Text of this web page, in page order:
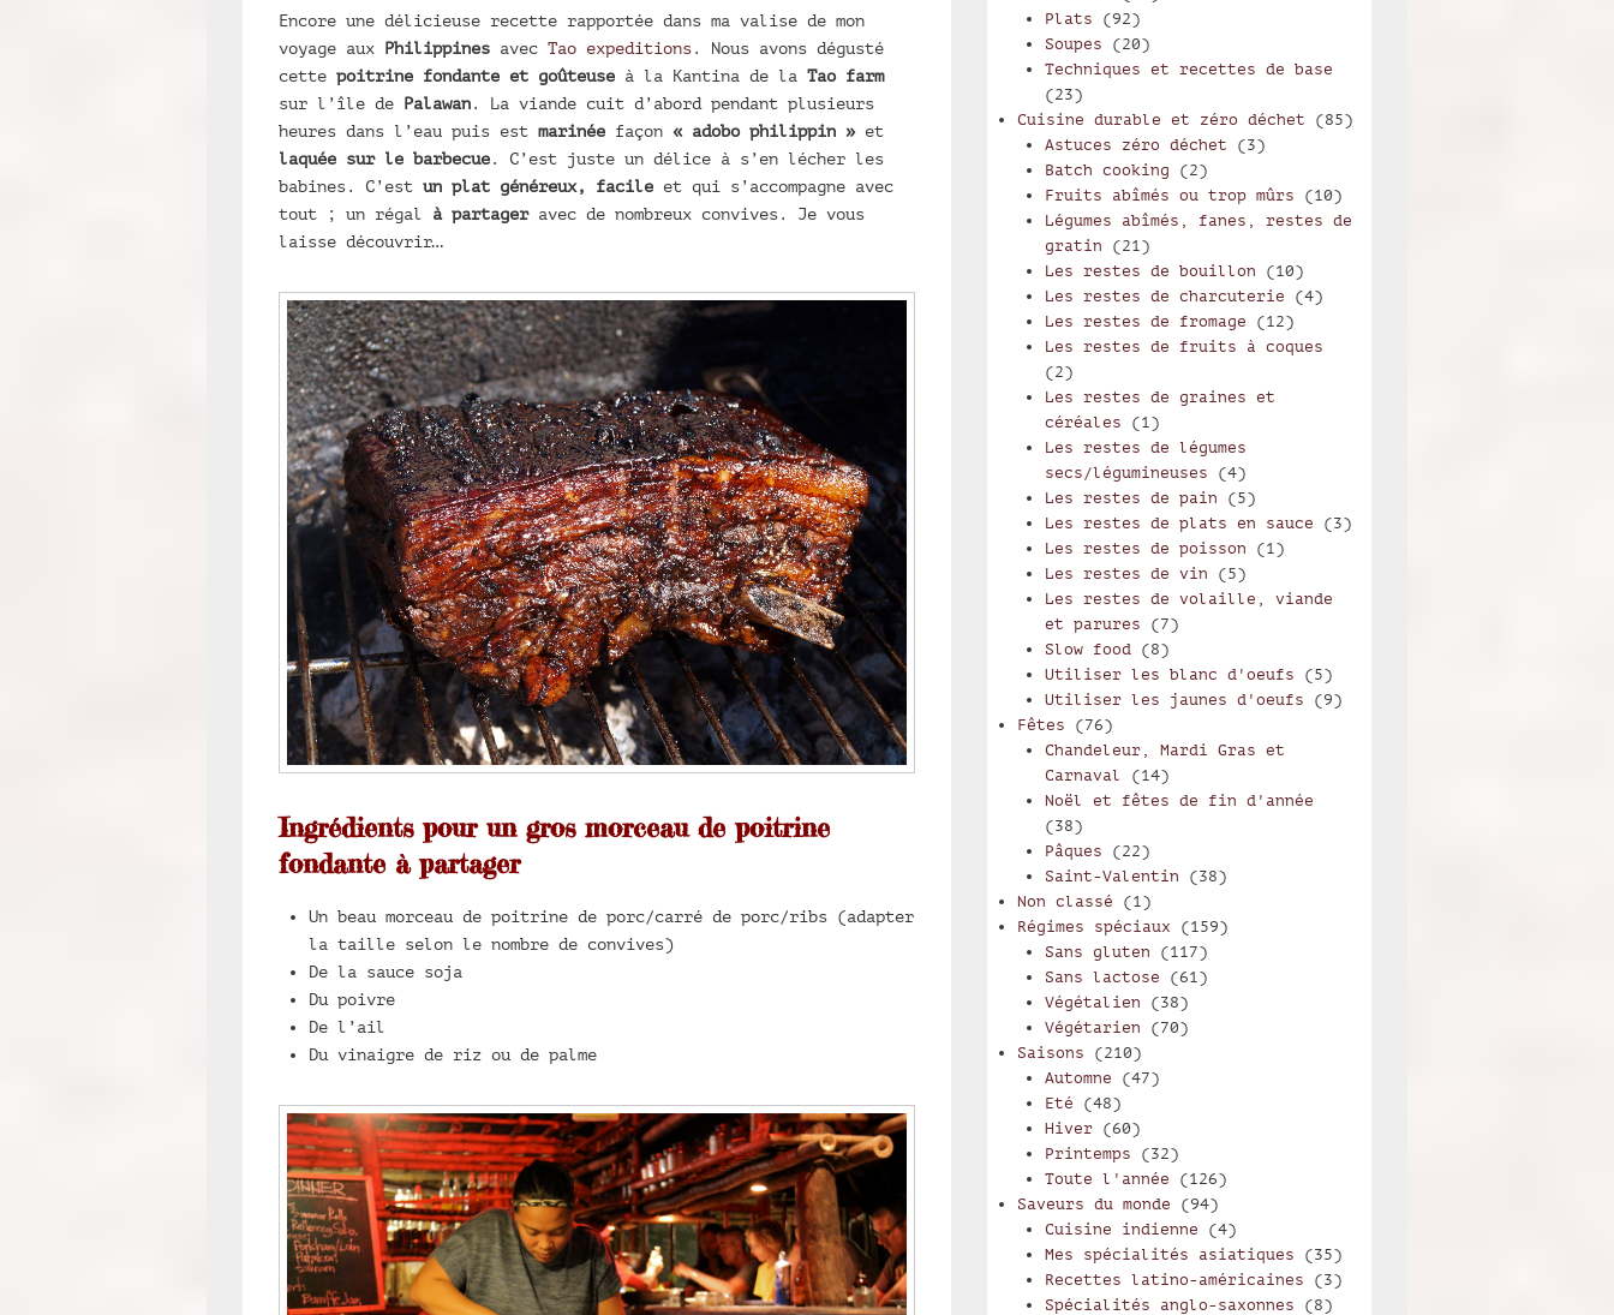
Encore une délicieuse recette rapportée dans ma valise de mon
voyage aux Philippines avec Tao expeditions. Nous avons dégusté
cette poitrine fondante et goûteuse à la Kantina de la Tao farm
sur l’île de Palawan. La viande cuit d’abord pendant plusieurs
heures dans l’eau puis est marinée façon « adobo philippin »et
laquée sur le barbecue. C’est juste un délice à s’en lécher les
babines. C’est un plat généreux, facile et qui s’accompagne avec
tout ; un régal à partageravec de nombreux convives. Je vous
laisse découvrir…
Ingrédients pour un gros morceau de poitrine
fondante à partager
Un beau morceau de poitrine de porc/carré de porc/ribs (adapter
la taille selon le nombre de convives)
De la sauce soja
Du poivre
De l’ail
Du vinaigre de riz ou de palme
Plats (92)
Soupes (20)
Techniques et recettes de base
(23)
Cuisine durable et zéro déchet (85)
Astuces zéro déchet (3)
Batch cooking (2)
Fruits abîmés ou trop mûrs (10)
Légumes abîmés, fanes, restes de
gratin (21)
Les restes de bouillon (10)
Les restes de charcuterie (4)
Les restes de fromage (12)
Les restes de fruits à coques
(2)
Les restes de graines et
céréales (1)
Les restes de légumes
secs/légumineuses (4)
Les restes de pain (5)
Les restes de plats en sauce (3)
Les restes de poisson (1)
Les restes de vin (5)
Les restes de volaille, viande
et parures (7)
Slow food(8)
Utiliser les blanc d'oeufs (5)
Utiliser les jaunes d'oeufs (9)
Fêtes (76)
Chandeleur, Mardi Gras et
Carnaval (14)
Noël et fêtes de fin d'année
(38)
Pâques (22)
Saint-Valentin (38)
Non classé (1)
Régimes spéciaux (159)
Sans gluten (117)
Sans lactose (61)
Végétalien (38)
Végétarien (70)
Saisons (210)
Automne (47)
Eté (48)
Hiver(60)
Printemps (32)
Toute l'année (126)
Saveurs du monde (94)
Cuisine indienne (4)
Mes spécialités asiatiques (35)
Recettes latino-américaines (3)
Spécialités anglo-saxonnes (8)